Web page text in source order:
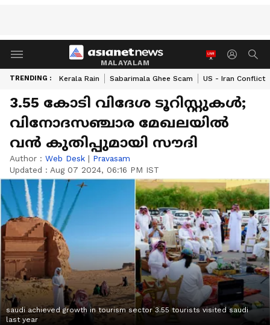
MALAYALAM
TRENDING : Kerala Rain Sabarimala Ghee Scam US - Iran Conflict
3.55 കോടി വിദേശ ടൂറിസ്റ്റുകൾ;
വിനോദസഞ്ചാര മേഖലയിൽ
വൻ കുതിപ്പുമായി സൗദി
Author : Web Desk | Pravasam
Updated : Aug 07 2024, 06:16 PM IST
saudi achieved growth in tourism sector 3.55 tourists visited saudi
last year